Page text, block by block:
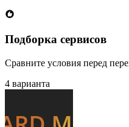
Подборка сервисов
Сравните условия перед
4 варианта